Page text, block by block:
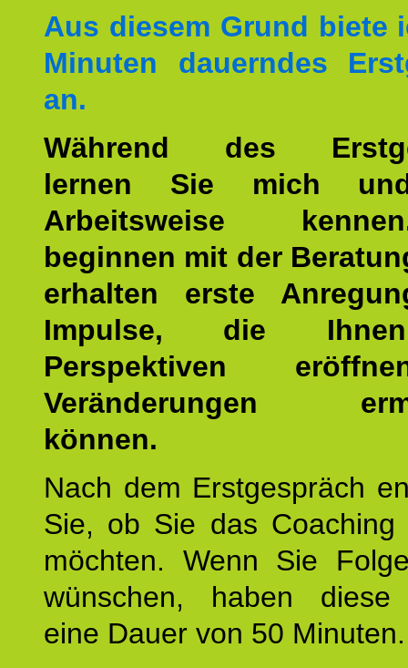
Aus diesem Grund biete
Minuten dauerndes
an.
Während des
lernen Sie mich
Arbeitsweise
beginnen mit der
erhalten erste
Impulse, die
Perspektiven
Veränderungen
können.
Nach dem Erstgespräch
Sie, ob Sie das Coaching
möchten. Wenn Sie
wünschen, haben diese
eine Dauer von 50 Minuten.